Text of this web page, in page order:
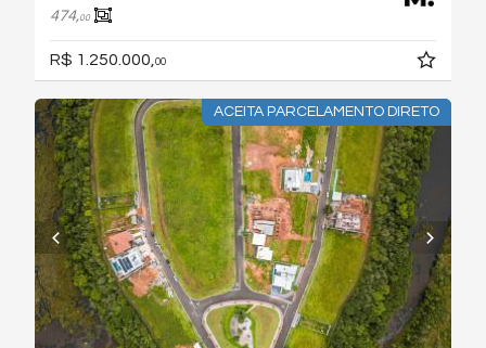
474,00
R$ 1.250.000,00
ACEITA PARCELAMENTO DIRETO